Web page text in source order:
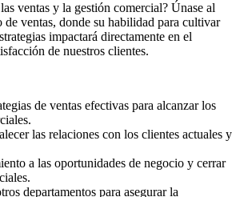
ventas y la gestión comercial? Únase al
ventas, donde su habilidad para cultivar
impactará directamente en el
de nuestros clientes.
de ventas efectivas para alcanzar los
las relaciones con los clientes actuales y
a las oportunidades de negocio y cerrar
departamentos para asegurar la